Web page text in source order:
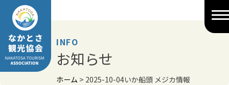
Skip
content
INFO
お知らせ
ホーム > 2025-10-04いか船頭 メジカ情報